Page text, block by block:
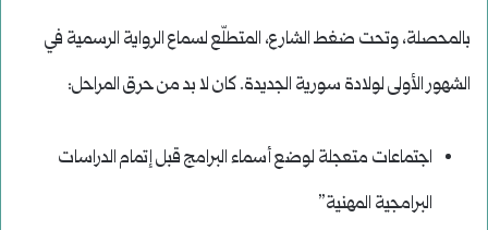
بالمحصلة، وتحت ضغط الشارع، المتطلّع لسماع الرواية الرسمية في
الشهور الأولى لولادة سورية الجديدة. كان لا بد من حرق المراحل:
اجتماعات متعجلة لوضع أسماء البرامج قبل إتمام الدراسات
البرامجية المهنية”